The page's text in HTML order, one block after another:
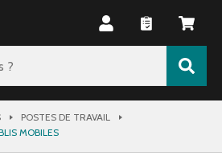
POSTES DE TRAVAIL
MOBILES